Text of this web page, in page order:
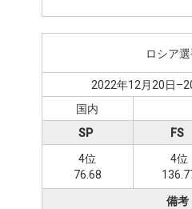
ロシア
2022年12月20日
国内
SP
4位
76.68
FS
4位
備考